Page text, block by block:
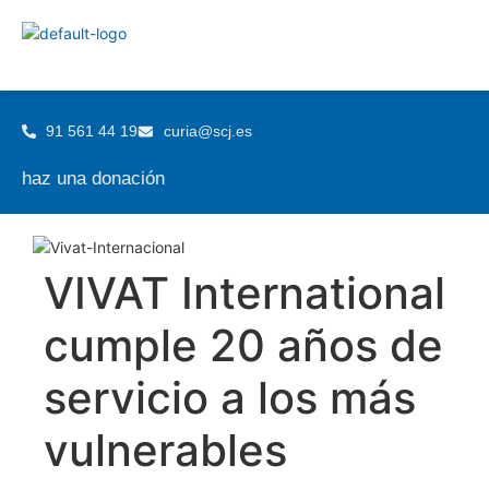
91 561 44 19 curia@scj.es
haz una donación
VIVAT International
cumple 20 años de
servicio a los más
vulnerables